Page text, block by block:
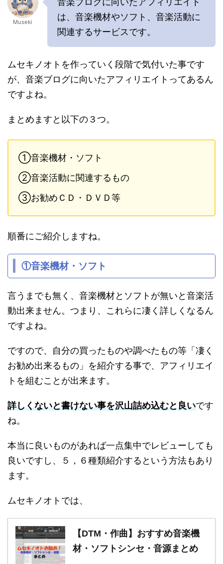
Museki
は、音楽機材やソフト、音楽活動に
関連するサービスです。
ムセキノオトを作っていく段階で気付いた事です
が、音楽ブログに向いたアフィリエイトってあるん
ですよね。
まとめますと以下の３つ。
①音楽機材・ソフト
②音楽活動に関連するもの
③お勧めＣＤ・ＤＶＤ等
順番にご紹介しますね。
①音楽機材・ソフト
言うまでも無く、音楽機材とソフトが無いと音楽活
動出来ません。つまり、これらに凄く詳しくなるん
ですよね。
ですので、自分の買ったものや調べたもの等「凄く
お勧め出来るもの」を紹介する事で、アフィリエイ
トを組むことが出来ます。
詳しくないと書けない事を沢山詰め込むと良いです
ね。
本当に良いものがあれば一点集中でレビューしても
良いですし、５，６種類紹介するという方法もあり
ます。
ムセキノオトでは、
【DTM・作曲】おすすめ音楽機
材・ソフトシンセ・音源まとめ